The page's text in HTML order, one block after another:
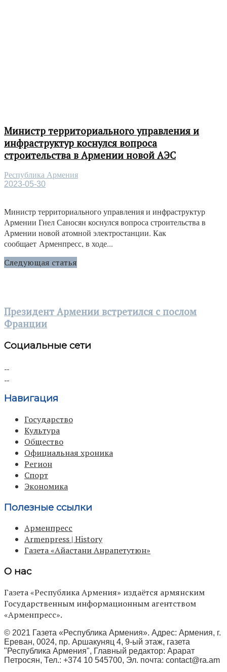
Министр территориального управления и
инфраструктур коснулся вопроса
строительства в Армении новой АЭС
Республика Армения
2023-05-30
Министр территориального управления и инфраструктур
Армении Гнел Саносян коснулся вопроса строительства в
Армении новой атомной электростанции. Как
сообщает Арменпресс, в ходе...
Следующая статья
Президент Армении встретился с послом
Франции
Социальные сети
Навигация
Государство
Культура
Общество
Официальная хроника
Регион
Спорт
Экономика
Полезные ссылки
Арменпресс
Armenpress | History
Газета «Айастани Анрапетутюн»
О нас
Газета «Республика Армения» издаётся армянским
Государственным информационным агентством
«Арменпресс».
© 2021 Газета «Республика Армения». Адрес: Армения, г.
Ереван, 0024, пр. Аршакуняц 4, 9-ый этаж, газета
"Республика Армения", Главный редактор: Арарат
Петросян, Тел.: +374 10 545700, Эл. почта: contact@ra.am